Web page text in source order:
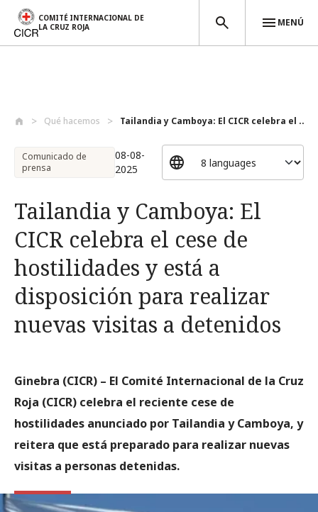
COMITÉ INTERNACIONAL DE
LA CRUZ ROJA
MENÚ
Qué hacemos Tailandia y Camboya: El CICR celebra el ...
Comunicado de
prensa
08-08-
2025
Tailandia y Camboya: El
CICR celebra el cese de
hostilidades y está a
disposición para realizar
nuevas visitas a detenidos
Ginebra (CICR) – El Comité Internacional de la Cruz
Roja (CICR) celebra el reciente cese de
hostilidades anunciado por Tailandia y Camboya, y
reitera que está preparado para realizar nuevas
visitas a personas detenidas.